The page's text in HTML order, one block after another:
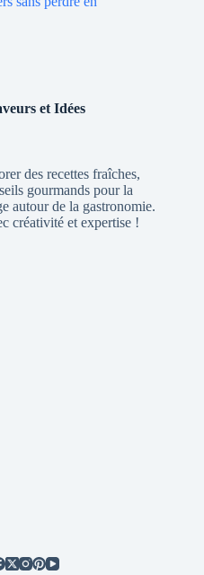
et Idées
des recettes fraîches,
gourmands pour la
autour de la gastronomie.
créativité et expertise !